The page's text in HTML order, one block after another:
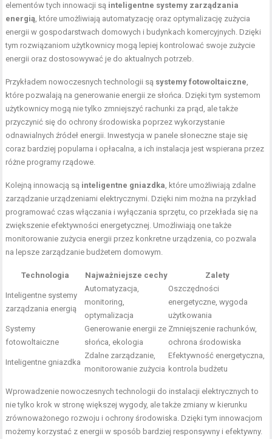
elementów tych innowacji są inteligentne systemy zarządzania
energią , które umożliwiają automatyzację oraz optymalizację zużycia
energii w gospodarstwach domowych i budynkach komercyjnych. Dzięki
tym rozwiązaniom użytkownicy mogą lepiej kontrolować swoje zużycie
energii oraz dostosowywać je do aktualnych potrzeb.
Przykładem nowoczesnych technologii są systemy fotowoltaiczne
które pozwalają na generowanie energii ze słońca. Dzięki tym systemom
użytkownicy mogą nie tylko zmniejszyć rachunki za prąd, ale także
przyczynić się do ochrony środowiska poprzez wykorzystanie
odnawialnych źródeł energii. Inwestycja w panele słoneczne staje się
coraz bardziej popularna i opłacalna, a ich instalacja jest wspierana przez
różne programy rządowe.
Kolejną innowacją są inteligentne gniazdka , które umożliwiają zdalne
zarządzanie urządzeniami elektrycznymi. Dzięki nim można na przykład
programować czas włączania i wyłączania sprzętu, co przekłada się na
zwiększenie efektywności energetycznej. Umożliwiają one także
monitorowanie zużycia energii przez konkretne urządzenia, co pozwala
na lepsze zarządzanie budżetem domowym.
Technologia Najważniejsze cechy Zalety
Inteligentne systemy
zarządzania energią
Automatyzacja,
monitoring,
optymalizacja
Oszczędności
energetyczne, wygoda
użytkowania
Systemy
fotowoltaiczne
Generowanie energii ze
słońca, ekologia
Zmniejszenie rachunków,
ochrona środowiska
Inteligentne gniazdka
Zdalne zarządzanie,
monitorowanie zużycia
Efektywność energetyczna,
kontrola budżetu
Wprowadzenie nowoczesnych technologii do instalacji elektrycznych to
nie tylko krok w stronę większej wygody, ale także zmiany w kierunku
zrównoważonego rozwoju i ochrony środowiska. Dzięki tym innowacjom
możemy korzystać z energii w sposób bardziej responsywny i efektywny.